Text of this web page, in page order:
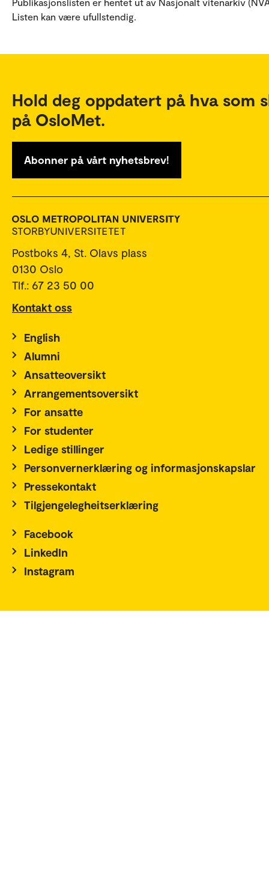
Listen kan være ufullstendig.
Hold deg oppdatert på hva som
på OsloMet.
Abonner på vårt nyhetsbrev!
Postboks 4, St. Olavs plass
0130 Oslo
Tlf.: 67 23 50 00
Kontakt oss
English
Alumni
Ansatteoversikt
Arrangementsoversikt
For ansatte
For studenter
Ledige stillinger
Personvernerklæring og informasjonskapslar
Pressekontakt
Tilgjengelegheitserklæring
Facebook
LinkedIn
Instagram